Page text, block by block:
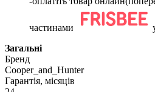
частинами
Загальні
Бренд
Cooper_and_Hunter
Гарантія, місяців